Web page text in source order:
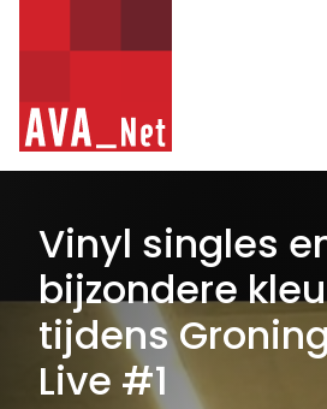
AVA_NET
Vinyl singles
bijzondere
tijdens
Live #1